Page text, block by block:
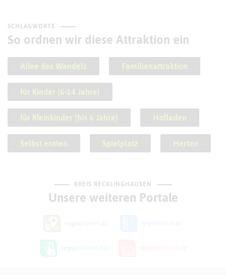
SCHLAGWORTE
So ordnen wir diese Attraktion ein
Allee des Wandels Familienattraktion
für Kinder (6-14 Jahre)
für Kleinkinder (bis 6 Jahre) Hofladen
Selbst ernten Spielplatz Herten
KREIS RECKLINGHAUSEN
Unsere weiteren Portale